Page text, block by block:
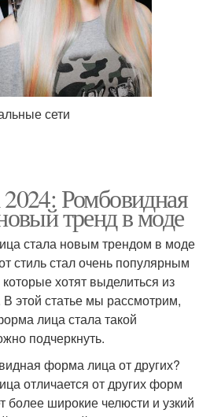
сети
Ромбовидная
тренд в моде
стала новым трендом в моде
стиль стал очень популярным
хотят выделиться из
этой статье мы рассмотрим,
лица стала такой
подчеркнуть.
форма лица от других?
отличается от других форм
более широкие челюсти и узкий